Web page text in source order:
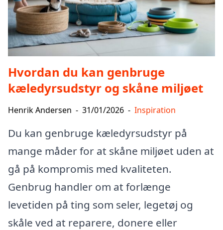
Hvordan du kan genbruge
kæledyrsudstyr og skåne miljøet
Henrik Andersen - 31/01/2026 - Inspiration
Du kan genbruge kæledyrsudstyr på
mange måder for at skåne miljøet uden at
gå på kompromis med kvaliteten.
Genbrug handler om at forlænge
levetiden på ting som seler, legetøj og
skåle ved at reparere, donere eller